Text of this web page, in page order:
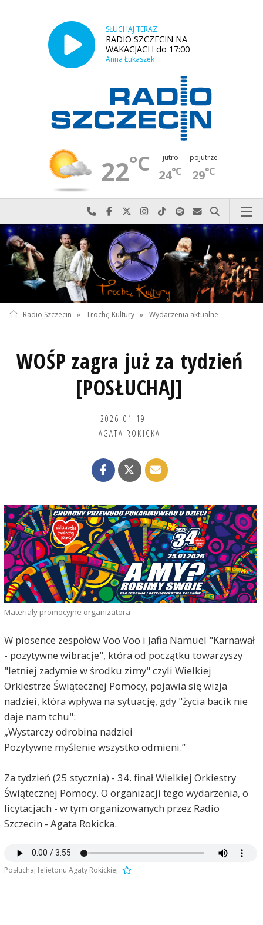
SŁUCHAJ TERAZ
RADIO SZCZECIN NA
WAKACJACH do 17:00
Anna Łukaszek
22°C jutro
24°C
pojutrze
29°C
Najlepiej po prostu do nas zadzwoń
Odwiedź nas na Facebook-u
Odwiedź nas na X
Odwiedź nas na Instagram-ie
Odwiedź nas na TikTok-u
Szukaj nas na Spotify
Wyślij do nas
Szukaj
Radio Szczecin » Trochę Kultury » Wydarzenia aktualne
WOŚP zagra już za tydzień
[POSŁUCHAJ]
2026-01-19
AGATA ROKICKA
Materiały promocyjne organizatora
W piosence zespołów Voo Voo i Jafia Namuel "Karnawał
- pozytywne wibracje", która od początku towarzyszy
"letniej zadymie w środku zimy" czyli Wielkiej
Orkiestrze Świątecznej Pomocy, pojawia się wizja
nadziei, która wpływa na sytuację, gdy "życia bacik nie
daje nam tchu":
„Wystarczy odrobina nadziei
Pozytywne myślenie wszystko odmieni.”
Za tydzień (25 stycznia) - 34. finał Wielkiej Orkiestry
Świątecznej Pomocy. O organizacji tego wydarzenia, o
licytacjach - w tym organizowanych przez Radio
Szczecin - Agata Rokicka.
Posłuchaj felietonu Agaty Rokickiej